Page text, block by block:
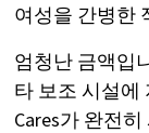
여성을 간병한
엄청난 금액입
타 보조 시설에
Cares가 완전